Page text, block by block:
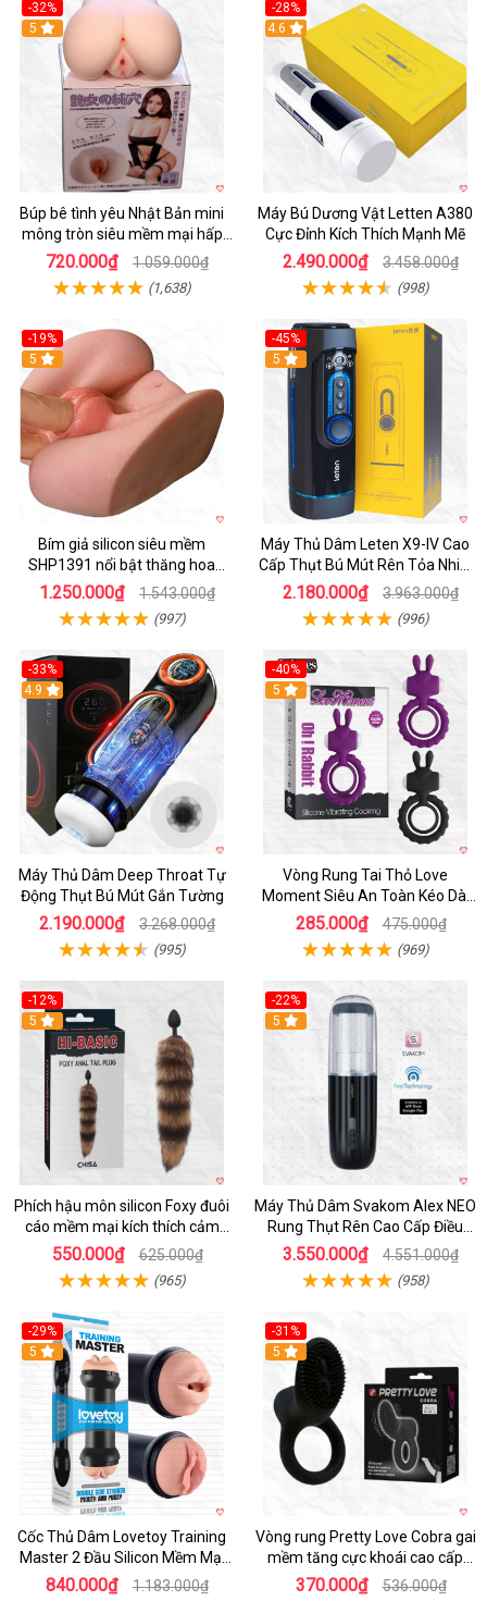
-32%
Hot
5
Búp bê tình yêu Nhật Bản mini
mông tròn siêu mềm mại hấp
dẫn
720.000₫ 1.059.000₫
(1,638)
-28%
Hot
4.6
Máy Bú Dương Vật Letten A380
Cực Đỉnh Kích Thích Mạnh Mẽ
2.490.000₫ 3.458.000₫
(998)
-19%
Hot
5
Bím giả silicon siêu mềm
SHP1391 nổi bật thăng hoa
hoàn hảo
1.250.000₫ 1.543.000₫
(997)
-45%
Hot
5
Máy Thủ Dâm Leten X9-IV Cao
Cấp Thụt Bú Mút Rên Tỏa Nhiệt
Sạc Pin
2.180.000₫ 3.963.000₫
(996)
-33%
Hot
4.9
Máy Thủ Dâm Deep Throat Tự
Động Thụt Bú Mút Gắn Tường
2.190.000₫ 3.268.000₫
(995)
-40%
5
Vòng Rung Tai Thỏ Love
Moment Siêu An Toàn Kéo Dài
Thời Gian
285.000₫ 475.000₫
(969)
-12%
Hot
5
Phích hậu môn silicon Foxy đuôi
cáo mềm mại kích thích cảm
giác mới
550.000₫ 625.000₫
(965)
-22%
5
Máy Thủ Dâm Svakom Alex NEO
Rung Thụt Rên Cao Cấp Điều
Khiển App
3.550.000₫ 4.551.000₫
(958)
-29%
Hot
5
Cốc Thủ Dâm Lovetoy Training
Master 2 Đầu Silicon Mềm Mại
Tiện Lợi
840.000₫ 1.183.000₫
-31%
5
Vòng rung Pretty Love Cobra gai
mềm tăng cực khoái cao cấp
chính hãng
370.000₫ 536.000₫